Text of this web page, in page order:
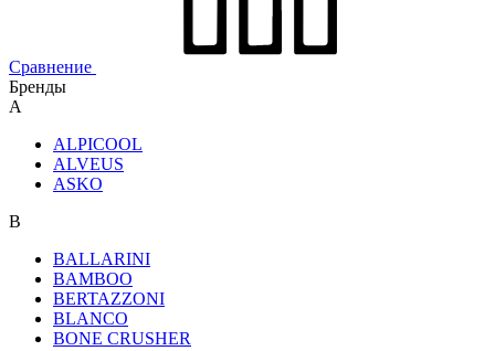
Сравнение
Бренды
A
ALPICOOL
ALVEUS
ASKO
B
BALLARINI
BAMBOO
BERTAZZONI
BLANCO
BONE CRUSHER